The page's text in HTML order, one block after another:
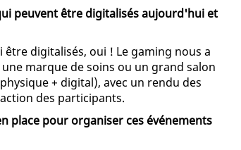
peuvent être digitalisés aujourd'hui et
digitalisés, oui ! Le gaming nous a
marque de soins ou un grand salon
+ digital), avec un rendu des
des participants.
place pour organiser ces événements